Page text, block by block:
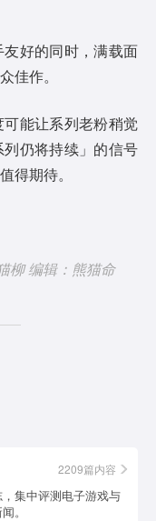
好的同时，满载面
佳作。
能让系列老粉稍觉
仍将持续」的信号
得期待。
柳 编辑：熊猫命
2209篇内容
集中评测电子游戏与
。